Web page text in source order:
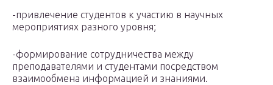
-привлечение студентов к участию в научных
мероприятиях разного уровня;
-формирование сотрудничества между
преподавателями и студентами посредством
взаимообмена информацией и знаниями.